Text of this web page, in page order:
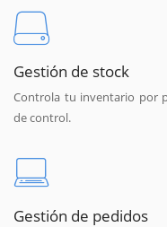
Gestión de stock
Controla tu inventario por
de control.
Gestión de pedidos